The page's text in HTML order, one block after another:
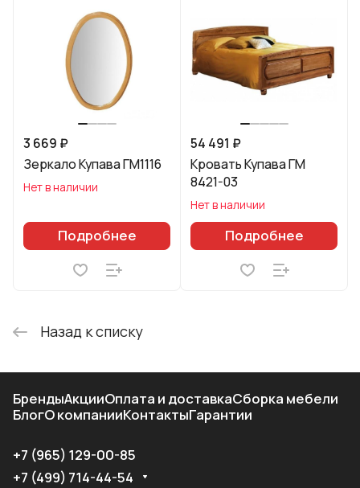
3 669 ₽
Зеркало Купава ГМ1116
Нет в наличии
Подробнее
54 491 ₽
Кровать Купава ГМ
8421-03
Нет в наличии
Подробнее
Назад к списку
БрендыАкцииОплата и доставкаСборка мебели
БлогО компанииКонтактыГарантии
+7 (965) 129-00-85
+7 (499) 714-44-54